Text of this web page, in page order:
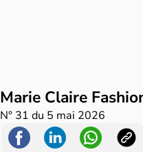
Marie Claire
N° 31 du 5 mai 2026